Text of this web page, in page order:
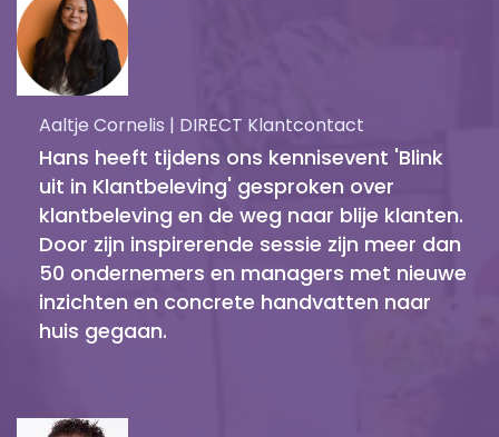
Aaltje Cornelis | DIRECT Klantcontact
Hans heeft tijdens ons kennisevent 'Blink
uit in Klantbeleving' gesproken over
klantbeleving en de weg naar blije klanten.
Door zijn inspirerende sessie zijn meer dan
50 ondernemers en managers met nieuwe
inzichten en concrete handvatten naar
huis gegaan.